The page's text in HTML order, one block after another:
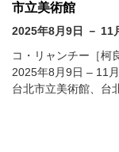
市立美術館
2025年8月9日 － 11
コ・リャンチー［柯
2025年8月9日 – 11
台北市立美術館、台